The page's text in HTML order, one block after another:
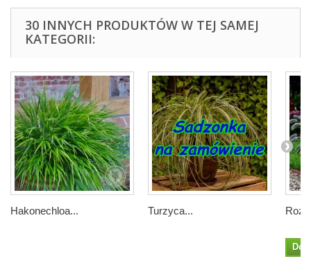
30 INNYCH PRODUKTÓW W TEJ SAMEJ
KATEGORII:
Hakonechloa... Turzyca...